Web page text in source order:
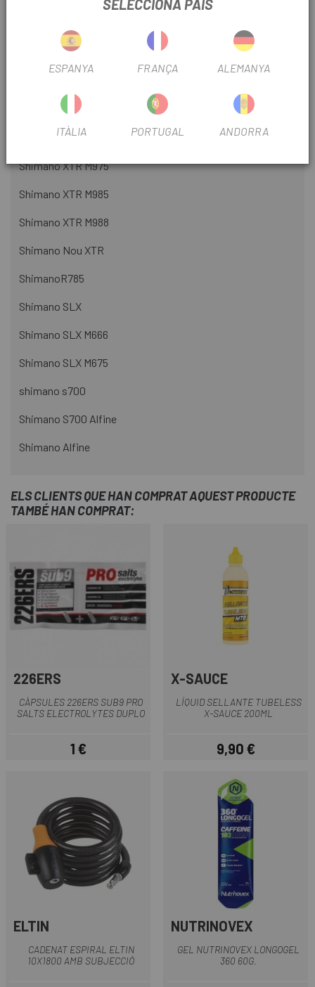
Shimano Deore XT
Shimano XTR
Shimano XTR M965
Shimano XTR M975
Shimano XTR M985
Shimano XTR M988
Shimano Nou XTR
ShimanoR785
Shimano SLX
Shimano SLX M666
Shimano SLX M675
shimano s700
Shimano S700 Alfine
Shimano Alfine
ELS CLIENTS QUE HAN COMPRAT AQUEST PRODUCTE
TAMBÉ HAN COMPRAT:
226ERS
CÀPSULES 226ERS SUB9 PRO
SALTS ELECTROLYTES DUPLO
Preu
1 €
X-SAUCE
LÍQUID SELLANTE TUBELESS
X-SAUCE 200ML
Preu
9,90 €
ELTIN
CADENAT ESPIRAL ELTIN
10X1800 AMB SUBJECCIÓ
NUTRINOVEX
GEL NUTRINOVEX LONGOGEL
360 60G.
SELECCIONA PAÍS
ESPANYA FRANÇA ALEMANYA
ITÀLIA PORTUGAL ANDORRA